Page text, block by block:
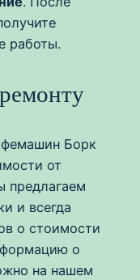
работы.
Борк
от
предлагаем
и всегда
о стоимости
о
на нашем